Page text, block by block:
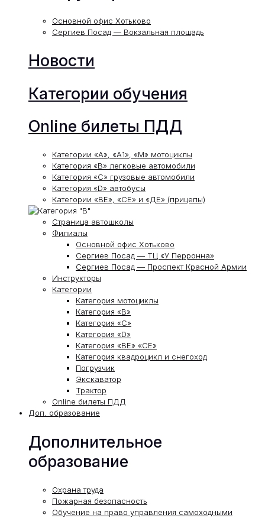
Основной офис Хотьково
Сергиев Посад — Вокзальная площадь
Новости
Категории обучения
Online билеты ПДД
Категории «А», «А1», «М» мотоциклы
Категория «В» легковые автомобили
Категория «С» грузовые автомобили
Категория «D» автобусы
Категории «ВЕ», «СЕ» и «ДЕ» (прицепы)
Страница автошколы
Филиалы
Основной офис Хотьково
Сергиев Посад — ТЦ «У Перронна»
Сергиев Посад — Проспект Красной Армии
Инструкторы
Категории
Категория мотоциклы
Категория «В»
Категория «С»
Категория «D»
Категория «ВЕ» «СЕ»
Категория квадроцикл и снегоход
Погрузчик
Экскаватор
Трактор
Online билеты ПДД
Доп. образование
Дополнительное
образование
Охрана труда
Пожарная безопасность
Обучение на право управления самоходными